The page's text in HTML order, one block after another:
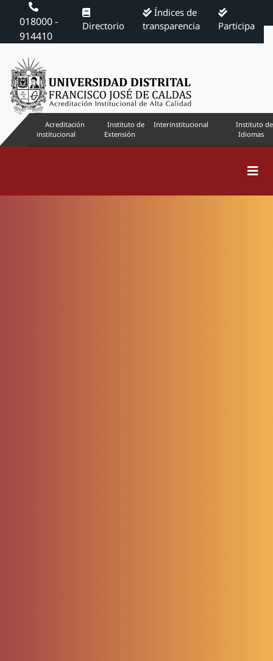
018000 -
914410
Directorio
Índices de
transparencia
Participa
Acreditación
institucional
Instituto de
Extensión
Interinstitucional
Instituto de
Idiomas